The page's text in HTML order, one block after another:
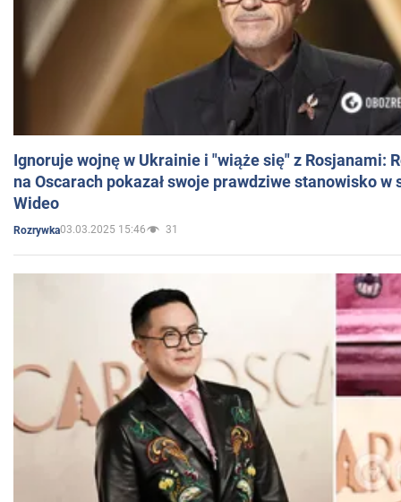
Ignoruje wojnę w Ukrainie i "wiąże się" z Rosjanami:
na Oscarach pokazał swoje prawdziwe stanowisko w
Wideo
Rozrywka03.03.2025 15:46 31